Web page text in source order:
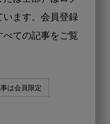
います。会員登録
べての記事をご覧
は会員限定